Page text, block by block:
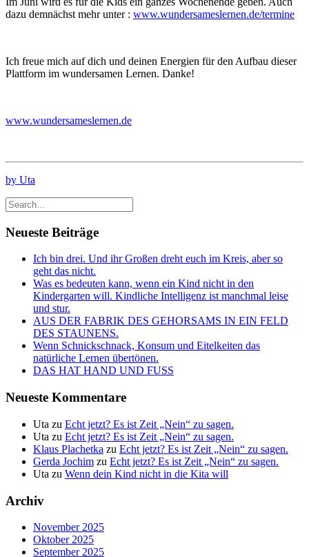
dazu demnächst mehr unter : www.wundersameslernen.de/termine
Ich freue mich auf dich und deinen Energien für den Aufbau dieser
Plattform im wundersamen Lernen. Danke!
www.wundersameslernen.de
by Uta
Neueste Beiträge
Ich bin drei. Und ihr Großen dreht euch im Kreis, aber so
geht das nicht.
Was es bedeuten kann, wenn ein Kind nicht in den
Kindergarten will. Kindliche Intelligenz ist manchmal leise
und stur.
AUS DER FABRIK DES GEHORSAMS IN EIN FELD
DES STAUNENS.
Wenn Schnickschnack, Konsum und Eitelkeiten das
natürliche Lernen übertönen.
DAS HAT HAND UND FUSS
Neueste Kommentare
Uta zu Echt jetzt? Es ist Zeit „Nein“ zu sagen.
Uta zu Echt jetzt? Es ist Zeit „Nein“ zu sagen.
Klaus Plachetka zu Echt jetzt? Es ist Zeit „Nein“ zu sagen.
Gerda Jochim zu Echt jetzt? Es ist Zeit „Nein“ zu sagen.
Uta zu Wenn dein Kind nicht in die Kita will
Archiv
November 2025
Oktober 2025
September 2025